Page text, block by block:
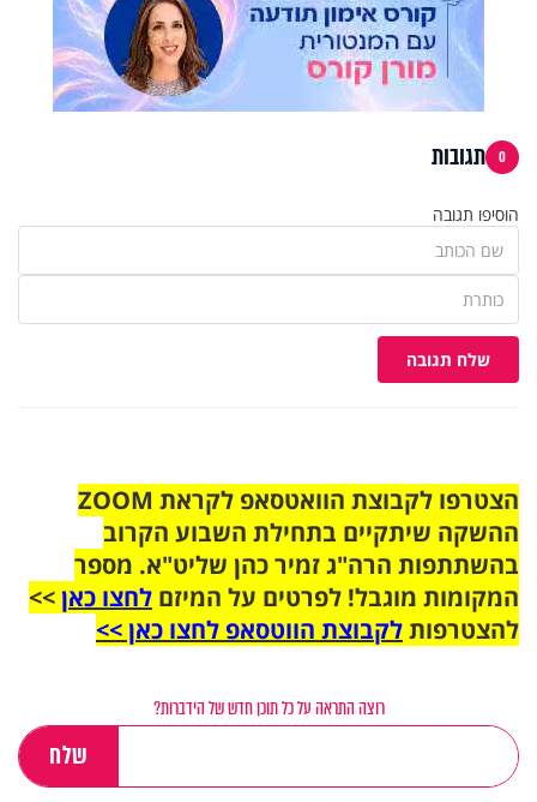
0 תגובות
הוסיפו תגובה
שלח תגובה
הצטרפו לקבוצת הוואטסאפ לקראת ZOOM
ההשקה שיתקיים בתחילת השבוע הקרוב
בהשתתפות הרה"ג זמיר כהן שליט"א. מספר
המקומות מוגבל! לפרטים על המיזם לחצו כאן>>
להצטרפותלקבוצת הווטסאפ לחצו כאן >>
רוצה התראה על כל תוכן חדש של הידברות?